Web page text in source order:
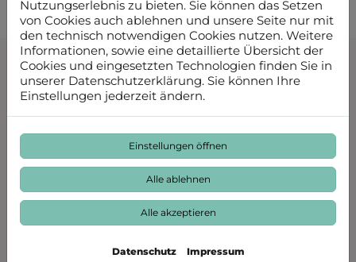
DIE WASSERFUNKTIONEN IM ÜBERBLICK
Nutzungserlebnis zu bieten. Sie können das Setzen
von Cookies auch ablehnen und unsere Seite nur mit
den technisch notwendigen Cookies nutzen. Weitere
Informationen, sowie eine detaillierte Übersicht der
Cookies und eingesetzten Technologien finden Sie in
unserer Datenschutzerklärung. Sie können Ihre
Einstellungen jederzeit ändern.
Einstellungen öffnen
Alle ablehnen
Alle akzeptieren
Datenschutz Impressum